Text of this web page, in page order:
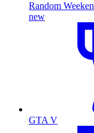
Random
new
GTA V